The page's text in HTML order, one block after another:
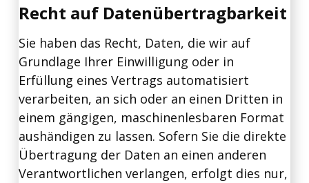
Recht auf Datenübertragbarkeit
Sie haben das Recht, Daten, die wir auf
Grundlage Ihrer Einwilligung oder in
Erfüllung eines Vertrags automatisiert
verarbeiten, an sich oder an einen Dritten in
einem gängigen, maschinenlesbaren Format
aushändigen zu lassen. Sofern Sie die direkte
Übertragung der Daten an einen anderen
Verantwortlichen verlangen, erfolgt dies nur,